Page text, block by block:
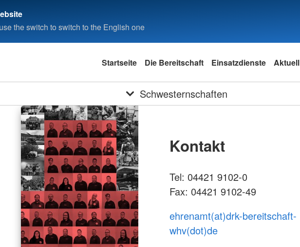
the switch to switch to the English one
Startseite Die Bereitschaft Einsatzdienste Aktuell
Schwesternschaften
Kontakt
Tel: 04421 9102-0
Fax: 04421 9102-49
ehrenamt(at)drk-bereitschaft-
whv(dot)de